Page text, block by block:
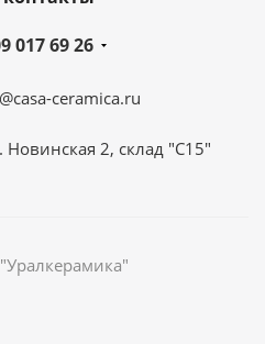
017 69 26
ceramica.ru
Новинская 2, склад "С15"